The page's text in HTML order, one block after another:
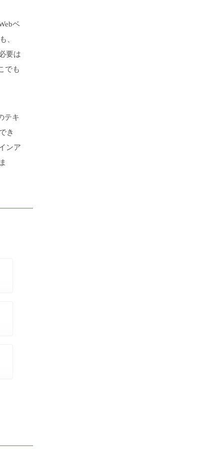
ベ
、
要は
でも
テキ
き
ンア